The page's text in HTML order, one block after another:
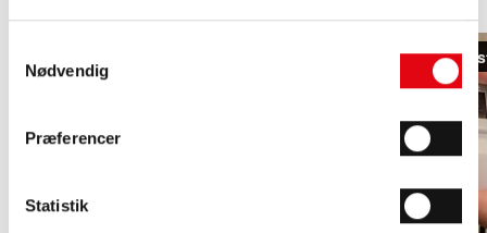
Nødvendig
Præferencer
Statistik